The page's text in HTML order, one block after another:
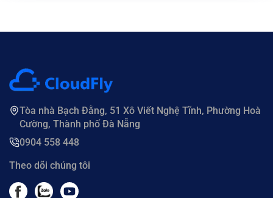
Tòa nhà Bạch Đằng, 51 Xô Viết Nghệ Tĩnh, Phường Hoà
Cường, Thành phố Đà Nẵng
0904 558 448
Theo dõi chúng tôi